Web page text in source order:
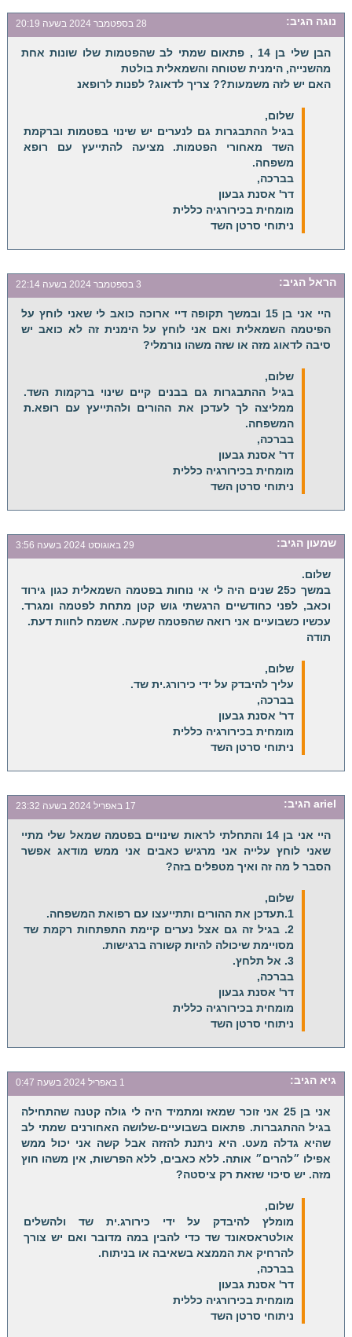
נוגה הגיב: 28 בספטמבר 2024 בשעה 20:19
הבן שלי בן 14 , פתאום שמתי לב שהפטמות שלו שונות אחת
מהשנייה, הימנית שטוחה והשמאלית בולטת
האם יש לזה משמעות?? צריך לדאוג? לפנות לרופאנ
שלום,
בגיל ההתבגרות גם לנערים יש שינוי בפטמות וברקמת
השד מאחורי הפטמות. מציעה להתייעץ עם רופא
משפחה.
בברכה,
דר' אסנת גבעון
מומחית בכירורגיה כללית
ניתוחי סרטן השד
הראל הגיב: 3 בספטמבר 2024 בשעה 22:14
היי אני בן 15 ובמשך תקופה דיי ארוכה כואב לי שאני לוחץ על
הפיטמה השמאלית ואם אני לוחץ על הימנית זה לא כואב יש
סיבה לדאוג מזה או שזה משהו נורמלי?
שלום,
בגיל ההתבגרות גם בבנים קיים שינוי ברקמות השד.
ממליצה לך לעדכן את ההורים ולהתייעץ עם רופא.ת
המשפחה.
בברכה,
דר' אסנת גבעון
מומחית בכירורגיה כללית
ניתוחי סרטן השד
שמעון הגיב: 29 באוגוסט 2024 בשעה 3:56
שלום.
במשך כ25 שנים היה לי אי נוחות בפטמה השמאלית כגון גירוד
וכאב, לפני כחודשיים הרגשתי גוש קטן מתחת לפטמה ומגרד.
עכשיו כשבועיים אני רואה שהפטמה שקעה. אשמח לחוות דעת.
תודה
שלום,
עליך להיבדק על ידי כירורג.ית שד.
בברכה,
דר' אסנת גבעון
מומחית בכירורגיה כללית
ניתוחי סרטן השד
ariel הגיב: 17 באפריל 2024 בשעה 23:32
היי אני בן 14 והתחלתי לראות שינויים בפטמה שמאל שלי מתיי
שאני לוחץ עלייה אני מרגיש כאבים אני ממש מודאג אפשר
הסבר ל מה זה ואיך מטפלים בזה?
שלום,
1.תעדכן את ההורים ותתייעצו עם רפואת המשפחה.
2. בגיל זה גם אצל נערים קיימת התפתחות רקמת שד
מסויימת שיכולה להיות קשורה ברגישות.
3. אל תלחץ.
בברכה,
דר' אסנת גבעון
מומחית בכירורגיה כללית
ניתוחי סרטן השד
גיא הגיב: 1 באפריל 2024 בשעה 0:47
אני בן 25 אני זוכר שמאז ומתמיד היה לי גולה קטנה שהתחילה
בגיל ההתגברות. פתאום בשבועיים-שלושה האחורנים שמתי לב
שהיא גדלה מעט. היא ניתנת להזזה אבל קשה אני יכול ממש
אפילו ״להרים״ אותה. ללא כאבים, ללא הפרשות, אין משהו חוץ
מזה. יש סיכוי שזאת רק ציסטה?
שלום,
מומלץ להיבדק על ידי כירורג.ית שד ולהשלים
אולטראסאונד שד כדי להבין במה מדובר ואם יש צורך
להרחיק את הממצא בשאיבה או בניתוח.
בברכה,
דר' אסנת גבעון
מומחית בכירורגיה כללית
ניתוחי סרטן השד